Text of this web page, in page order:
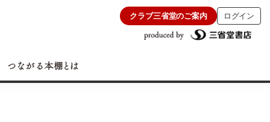
クラブ三省堂のご案内 ログイン